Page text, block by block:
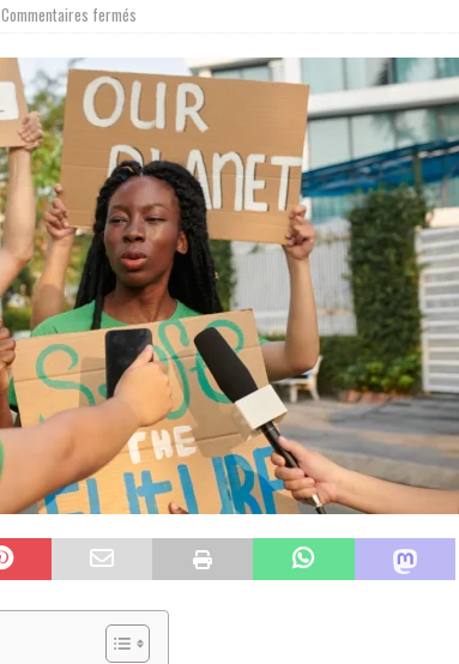
Commentaires fermés